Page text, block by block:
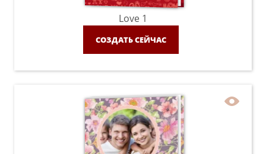
Love 1
СОЗДАТЬ СЕЙЧАС